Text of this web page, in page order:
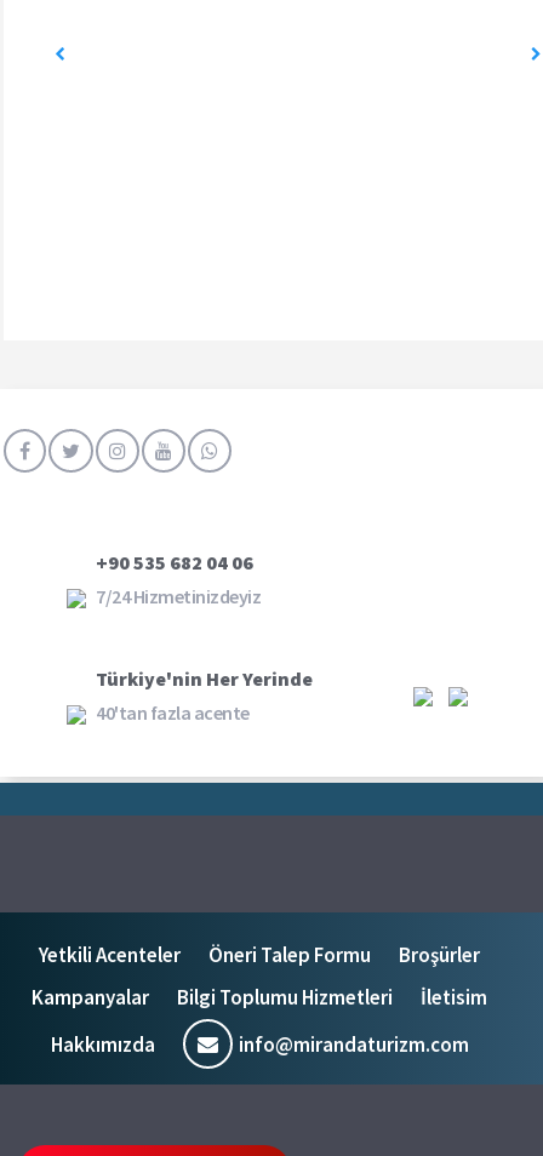
+90 535 682 04 06
7/24 Hizmetinizdeyiz
Türkiye'nin Her Yerinde
40'tan fazla acente
Yetkili Acenteler Öneri Talep Formu
Broşürler
Kampanyalar
Bilgi Toplumu Hizmetleri
İletisim
Hakkımızda
info@mirandaturizm.com